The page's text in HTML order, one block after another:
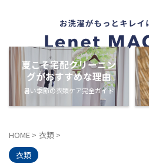
夏こそ宅配クリーニン
グがおすすめな理由
暑い季節の衣類ケア完全ガイド
HOME > 衣類 >
衣類